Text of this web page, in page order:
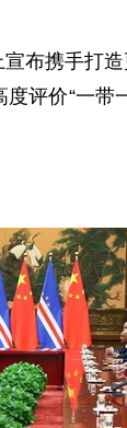
携手打
评价“一